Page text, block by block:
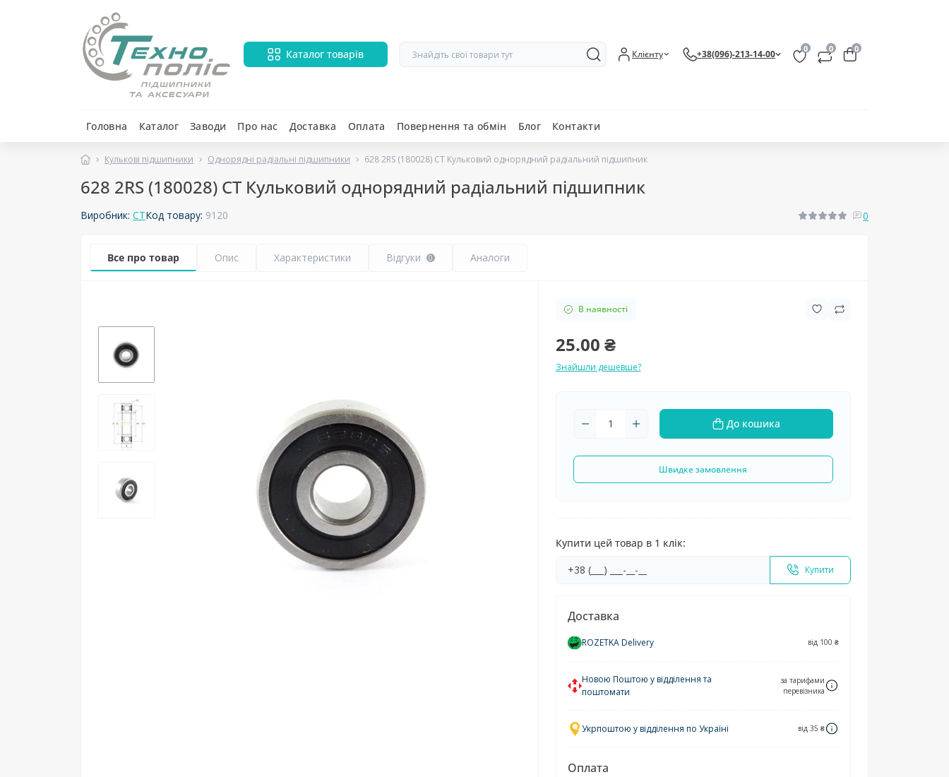
Каталог товарів Клієнту +38(096)-213-14-00 0 0 0
Головна Каталог Заводи Про нас Доставка Оплата Повернення та обмін Блог Контакти
Кулькові підшипники Однорядні радіальні підшипники 628 2RS (180028) CT Кульковий однорядний радіальний підшипник
628 2RS (180028) CT Кульковий однорядний радіальний підшипник
Виробник: CTКод товару: 9120 0
Все про товар Опис Характеристики Відгуки 0 Аналоги
В наявності
25.00 ₴
Знайшли дешевше?
До кошика
Швидке замовлення
Купити цей товар в 1 клік:
Купити
Доставка
ROZETKA Delivery від 100 ₴
Новою Поштою у відділення та
поштомати
за тарифами
перевізника
Укрпоштою у відділення по Україні від 35 ₴
Оплата